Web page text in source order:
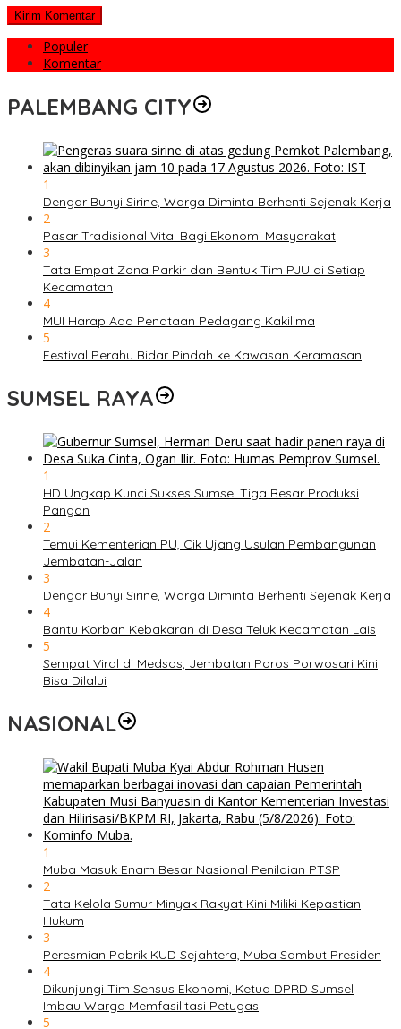
Populer
Komentar
PALEMBANG CITY
1
Dengar Bunyi Sirine, Warga Diminta Berhenti Sejenak Kerja
2
Pasar Tradisional Vital Bagi Ekonomi Masyarakat
3
Tata Empat Zona Parkir dan Bentuk Tim PJU di Setiap
Kecamatan
4
MUI Harap Ada Penataan Pedagang Kakilima
5
Festival Perahu Bidar Pindah ke Kawasan Keramasan
SUMSEL RAYA
1
HD Ungkap Kunci Sukses Sumsel Tiga Besar Produksi
Pangan
2
Temui Kementerian PU, Cik Ujang Usulan Pembangunan
Jembatan-Jalan
3
Dengar Bunyi Sirine, Warga Diminta Berhenti Sejenak Kerja
4
Bantu Korban Kebakaran di Desa Teluk Kecamatan Lais
5
Sempat Viral di Medsos, Jembatan Poros Porwosari Kini
Bisa Dilalui
NASIONAL
1
Muba Masuk Enam Besar Nasional Penilaian PTSP
2
Tata Kelola Sumur Minyak Rakyat Kini Miliki Kepastian
Hukum
3
Peresmian Pabrik KUD Sejahtera, Muba Sambut Presiden
4
Dikunjungi Tim Sensus Ekonomi, Ketua DPRD Sumsel
Imbau Warga Memfasilitasi Petugas
5